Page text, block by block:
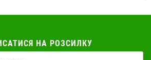
НА РОЗСИЛКУ